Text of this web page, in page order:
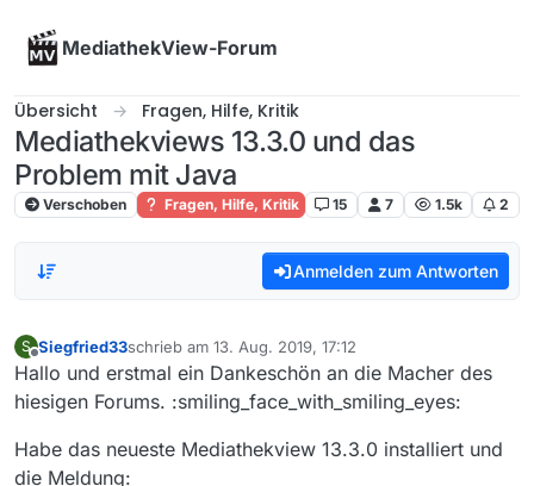
MediathekView-Forum
Übersicht Fragen, Hilfe, Kritik
Mediathekviews 13.3.0 und das
Problem mit Java
Verschoben Fragen, Hilfe, Kritik 15 7 1.5k 2
Anmelden zum Antworten
S
Offline
Siegfried33schrieb am 13. Aug. 2019, 17:12
zuletzt editiert von
Hallo und erstmal ein Dankeschön an die Macher des
hiesigen Forums. :smiling_face_with_smiling_eyes:
Habe das neueste Mediathekview 13.3.0 installiert und
die Meldung: